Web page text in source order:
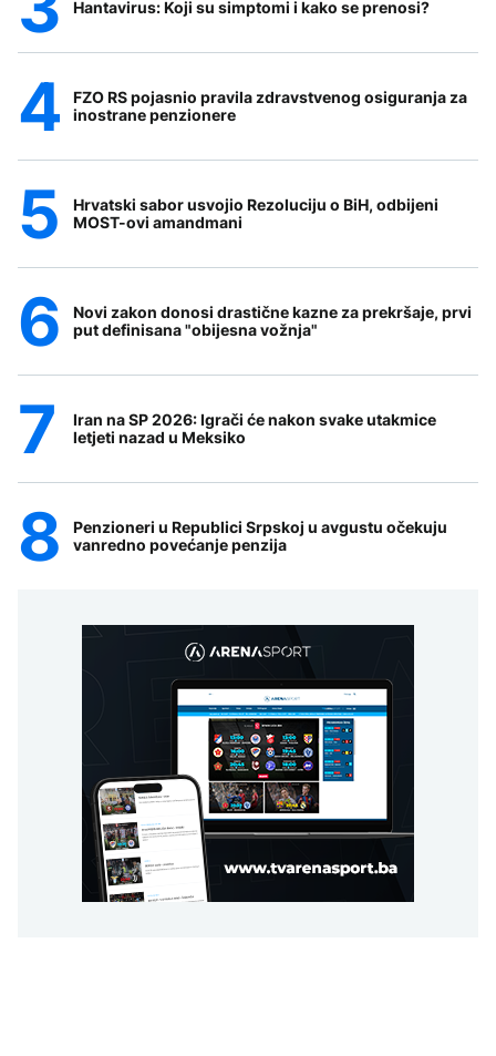
Hantavirus: Koji su simptomi i kako se prenosi?
FZO RS pojasnio pravila zdravstvenog osiguranja za
inostrane penzionere
Hrvatski sabor usvojio Rezoluciju o BiH, odbijeni
MOST-ovi amandmani
Novi zakon donosi drastične kazne za prekršaje, prvi
put definisana "obijesna vožnja"
Iran na SP 2026: Igrači će nakon svake utakmice
letjeti nazad u Meksiko
Penzioneri u Republici Srpskoj u avgustu očekuju
vanredno povećanje penzija